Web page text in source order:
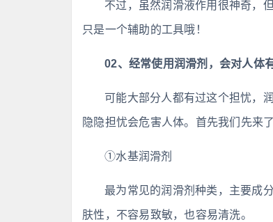
不过，虽然润滑液作用很神奇，
只是一个辅助的工具哦！
02、经常使用润滑剂，会对人体
可能大部分人都有过这个担忧，
隐隐担忧会危害人体。首先我们先来
①水基润滑剂
最为常见的润滑剂种类，主要成
肤性，不容易致敏，也容易清洗。